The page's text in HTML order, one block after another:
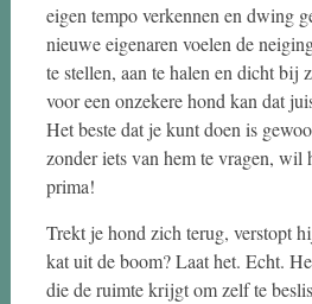
eigen tempo verkennen en dwing
nieuwe eigenaren voelen de
te stellen, aan te halen en dicht
voor een onzekere hond kan dat
Het beste dat je kunt doen is
zonder iets van hem te vragen,
prima!
Trekt je hond zich terug, verstopt
kat uit de boom? Laat het. Echt.
die de ruimte krijgt om zelf te